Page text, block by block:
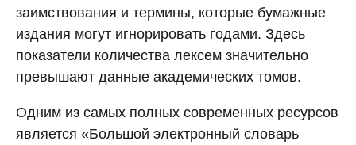
заимствования и термины, которые бумажные
издания могут игнорировать годами. Здесь
показатели количества лексем значительно
превышают данные академических томов.
Одним из самых полных современных ресурсов
является «Большой электронный словарь